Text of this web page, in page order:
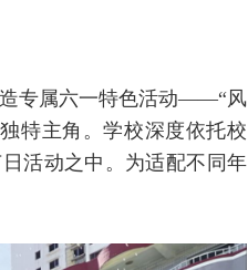
造专属六一特色活动——“风
特主角。学校深度依托校
活动之中。为适配不同年